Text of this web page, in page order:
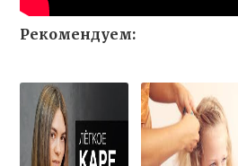
Рекомендуем: